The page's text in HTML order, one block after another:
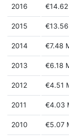
2016
2015
2014 €7.48
2013 €6.18
2012 €4.51
2011 €4.03
2010 €5.07